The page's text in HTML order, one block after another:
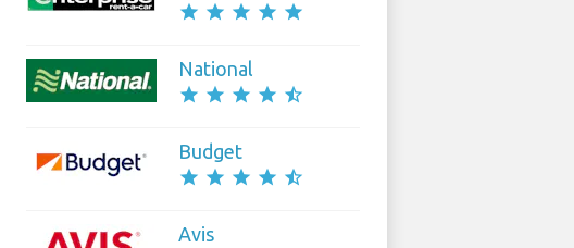
star star star star star
National
star star star star star_half
Budget
star star star star star_half
Avis